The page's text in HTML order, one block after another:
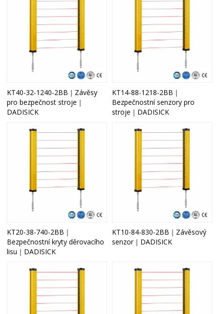
KT40-32-1240-2BB｜Závěsy
pro bezpečnost stroje｜
DADISICK
KT14-88-1218-2BB｜
Bezpečnostní senzory pro
stroje｜DADISICK
KT20-38-740-2BB｜
Bezpečnostní kryty děrovacího
lisu｜DADISICK
KT10-84-830-2BB｜Závěsový
senzor｜DADISICK